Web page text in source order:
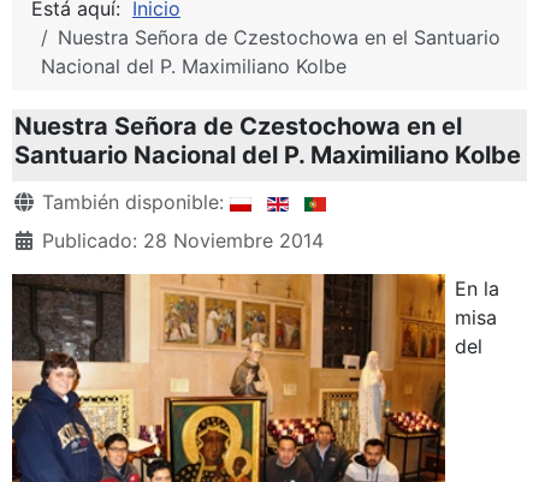
Está aquí: Inicio
Nuestra Señora de Czestochowa en el Santuario
Nacional del P. Maximiliano Kolbe
Nuestra Señora de Czestochowa en el
Santuario Nacional del P. Maximiliano Kolbe
Detalles
También disponible:
Publicado: 28 Noviembre 2014
En la
misa
del